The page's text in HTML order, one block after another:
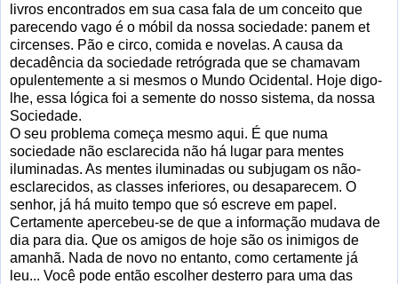
livros encontrados em sua casa fala de um conceito que
parecendo vago é o móbil da nossa sociedade: panem et
circenses. Pão e circo, comida e novelas. A causa da
decadência da sociedade retrógrada que se chamavam
opulentemente a si mesmos o Mundo Ocidental. Hoje digo-
lhe, essa lógica foi a semente do nosso sistema, da nossa
Sociedade.
O seu problema começa mesmo aqui. É que numa
sociedade não esclarecida não há lugar para mentes
iluminadas. As mentes iluminadas ou subjugam os não-
esclarecidos, as classes inferiores, ou desaparecem. O
senhor, já há muito tempo que só escreve em papel.
Certamente apercebeu-se de que a informação mudava de
dia para dia. Que os amigos de hoje são os inimigos de
amanhã. Nada de novo no entanto, como certamente já
leu... Você pode então escolher desterro para uma das